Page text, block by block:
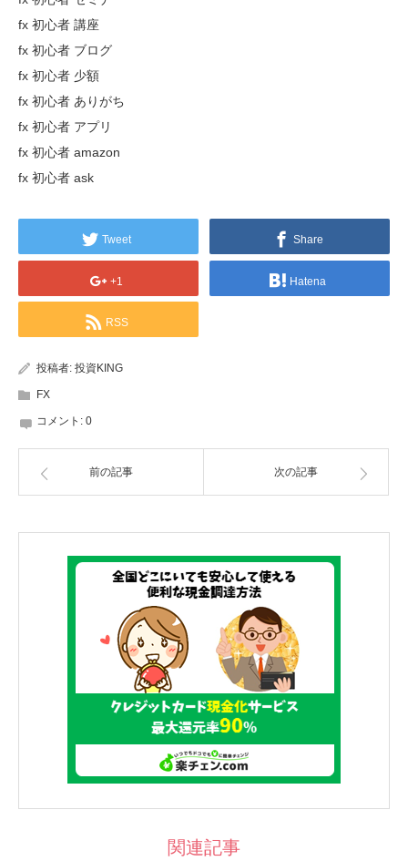
fx 初心者 講座
fx 初心者 ブログ
fx 初心者 少額
fx 初心者 ありがち
fx 初心者 アプリ
fx 初心者 amazon
fx 初心者 ask
Tweet Share
+1 Hatena
RSS
投稿者: 投資KING
FX
コメント: 0
前の記事 次の記事
関連記事